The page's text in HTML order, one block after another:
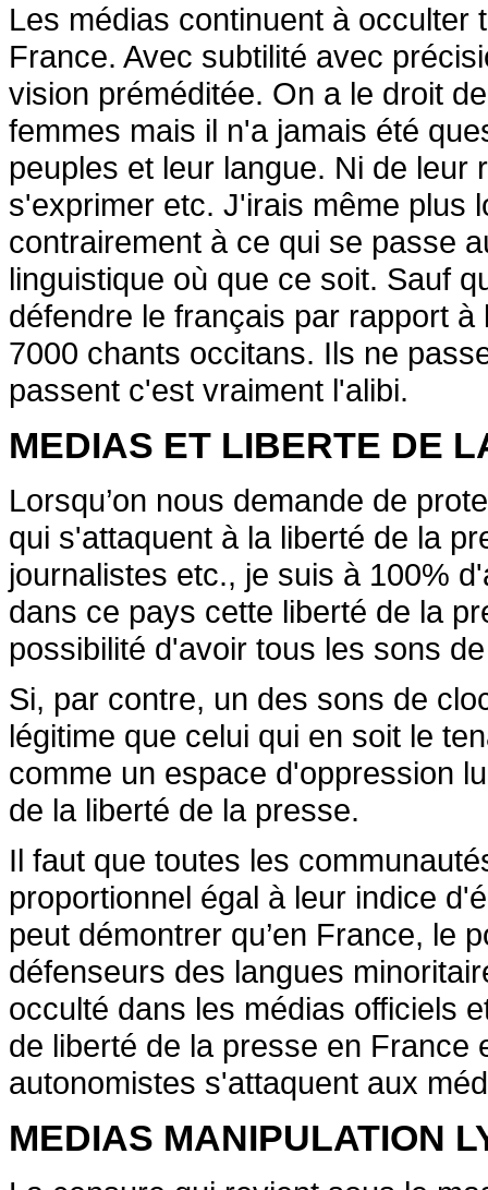
Les médias continuent à occulter
France. Avec subtilité avec
vision préméditée. On a le droit
femmes mais il n'a jamais été
peuples et leur langue. Ni de leur
s'exprimer etc. J'irais même plus
contrairement à ce qui se passe
linguistique où que ce soit. Sauf
défendre le français par rapport
7000 chants occitans. Ils ne
passent c'est vraiment l'alibi.
MEDIAS ET LIBERTE DE
Lorsqu’on nous demande de
qui s'attaquent à la liberté de la
journalistes etc., je suis à 100%
dans ce pays cette liberté de la
possibilité d'avoir tous les sons
Si, par contre, un des sons de
légitime que celui qui en soit le
comme un espace d'oppression
de la liberté de la presse.
Il faut que toutes les
proportionnel égal à leur indice
peut démontrer qu’en France, le
défenseurs des langues
occulté dans les médias officiels
de liberté de la presse en France
autonomistes s'attaquent aux
MEDIAS MANIPULATION